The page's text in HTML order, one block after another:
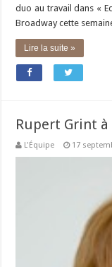
duo au travail dans «
Broadway cette
Lire la suite »
Rupert Grint
L'Équipe 17